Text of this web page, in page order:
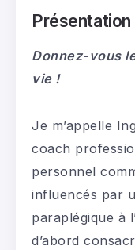
Présentation
Donnez-vous
vie !
Je m’appelle
coach
personnel
influencés par
paraplégique à
d’abord